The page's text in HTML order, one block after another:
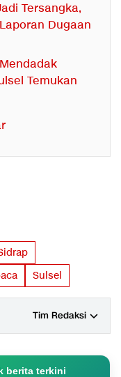
Tersangka,
Dugaan
Temukan
Sulsel
Tim Redaksi
berita terkini